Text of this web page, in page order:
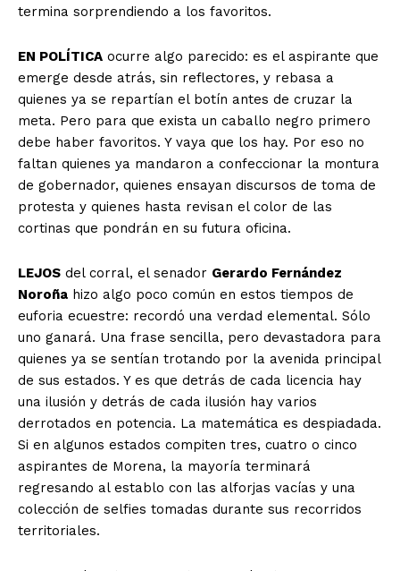
termina sorprendiendo a los favoritos.
EN POLÍTICA ocurre algo parecido: es el aspirante que
emerge desde atrás, sin reflectores, y rebasa a
quienes ya se repartían el botín antes de cruzar la
meta. Pero para que exista un caballo negro primero
debe haber favoritos. Y vaya que los hay. Por eso no
faltan quienes ya mandaron a confeccionar la montura
de gobernador, quienes ensayan discursos de toma de
protesta y quienes hasta revisan el color de las
cortinas que pondrán en su futura oficina.
LEJOS del corral, el senador Gerardo Fernández
Noroña hizo algo poco común en estos tiempos de
euforia ecuestre: recordó una verdad elemental. Sólo
uno ganará. Una frase sencilla, pero devastadora para
quienes ya se sentían trotando por la avenida principal
de sus estados. Y es que detrás de cada licencia hay
una ilusión y detrás de cada ilusión hay varios
derrotados en potencia. La matemática es despiadada.
Si en algunos estados compiten tres, cuatro o cinco
aspirantes de Morena, la mayoría terminará
regresando al establo con las alforjas vacías y una
colección de selfies tomadas durante sus recorridos
territoriales.